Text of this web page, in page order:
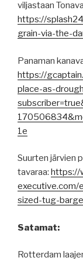
viljastaan
https://
grain-via-the-
Panaman
https://
place-as-
1e
Suurten järvien
tavaraa: https://
executive.com/
sized-tug-
Satamat:
Rotterdam